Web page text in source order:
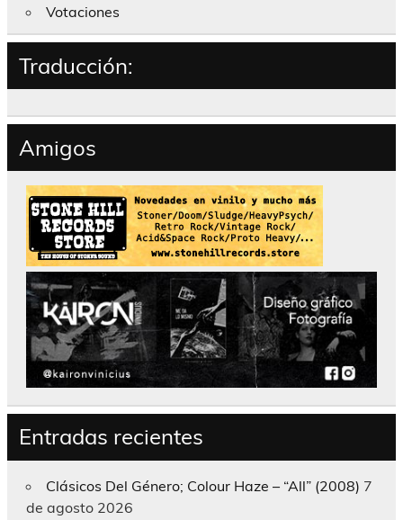
Votaciones
Traducción:
Amigos
Entradas recientes
Clásicos Del Género; Colour Haze – “All” (2008) 7
de agosto 2026